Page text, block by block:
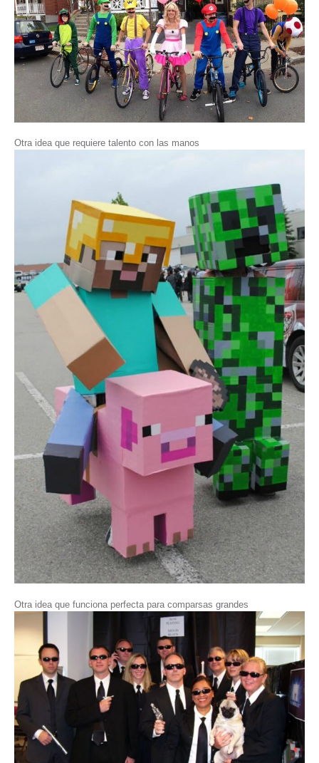
Otra idea que requiere talento con las manos
Otra idea que funciona perfecta para comparsas grandes